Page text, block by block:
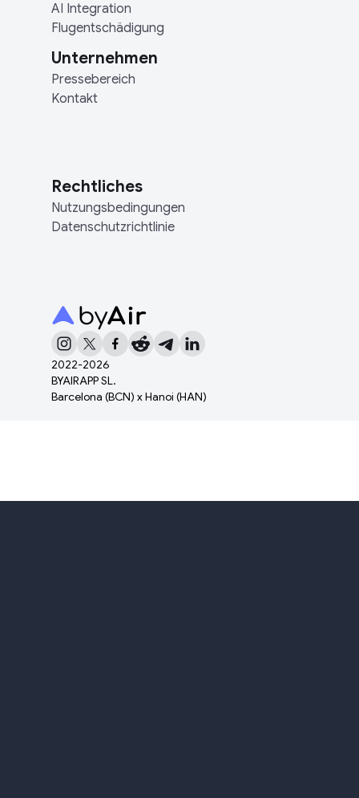
2022-2026
BYAIRAPP SL.
Barcelona (BCN) x Hanoi (HAN)
AI Integration
Flugentschädigung
Unternehmen
Pressebereich
Kontakt
Rechtliches
Nutzungsbedingungen
Datenschutzrichtlinie